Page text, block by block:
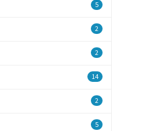
5
2
2
14
2
5